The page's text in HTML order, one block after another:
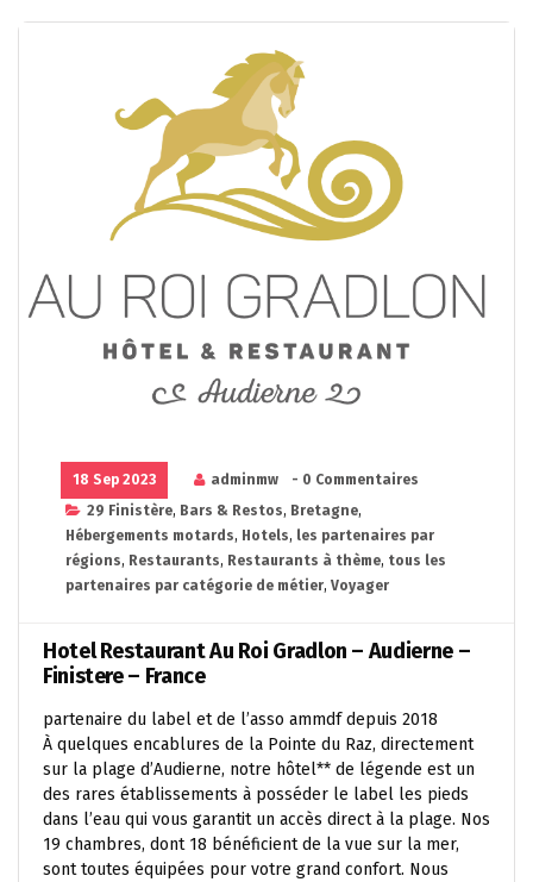
18 Sep 2023 adminmw
- 0 Commentaires
29 Finistère, Bars & Restos, Bretagne,
Hébergements motards, Hotels, les partenaires par
régions, Restaurants, Restaurants à thème, tous les
partenaires par catégorie de métier, Voyager
Hotel Restaurant Au Roi Gradlon – Audierne –
Finistere – France
partenaire du label et de l’asso ammdf depuis 2018
À quelques encablures de la Pointe du Raz, directement
sur la plage d’Audierne, notre hôtel** de légende est un
des rares établissements à posséder le label les pieds
dans l’eau qui vous garantit un accès direct à la plage. Nos
19 chambres, dont 18 bénéficient de la vue sur la mer,
sont toutes équipées pour votre grand confort. Nous